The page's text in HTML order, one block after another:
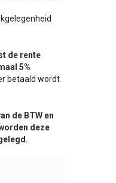
de rente
5%
betaald wordt
de BTW en
deze